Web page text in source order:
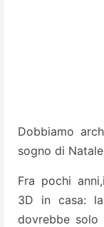
Dobbiamo
sogno di
Fra pochi
3D in casa:
dovreb­be